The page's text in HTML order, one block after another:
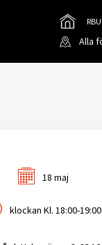
Gå till
Alla
18 maj
klockan Kl. 18:00-19:00